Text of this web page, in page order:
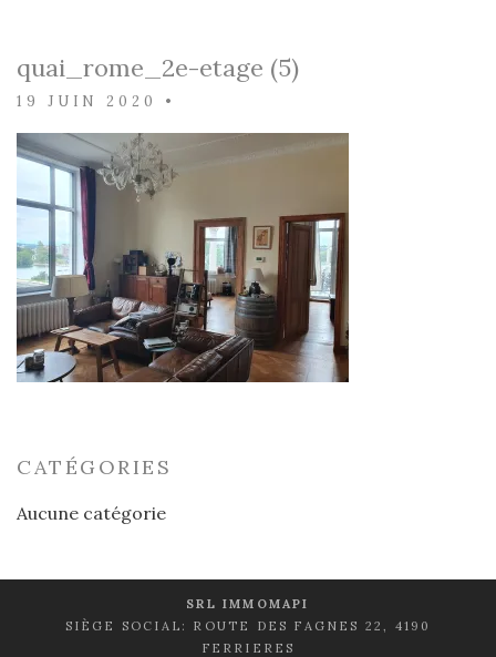
quai_rome_2e-etage (5)
19 JUIN 2020 •
CATÉGORIES
Aucune catégorie
SRL IMMOMAPI
SIÈGE SOCIAL: ROUTE DES FAGNES 22, 4190
FERRIERES